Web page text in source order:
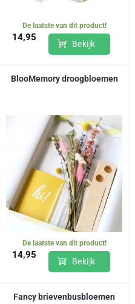
De laatste van dit product!
14,95
Bekijk
BlooMemory droogbloemen
De laatste van dit product!
14,95
Bekijk
Fancy brievenbusbloemen